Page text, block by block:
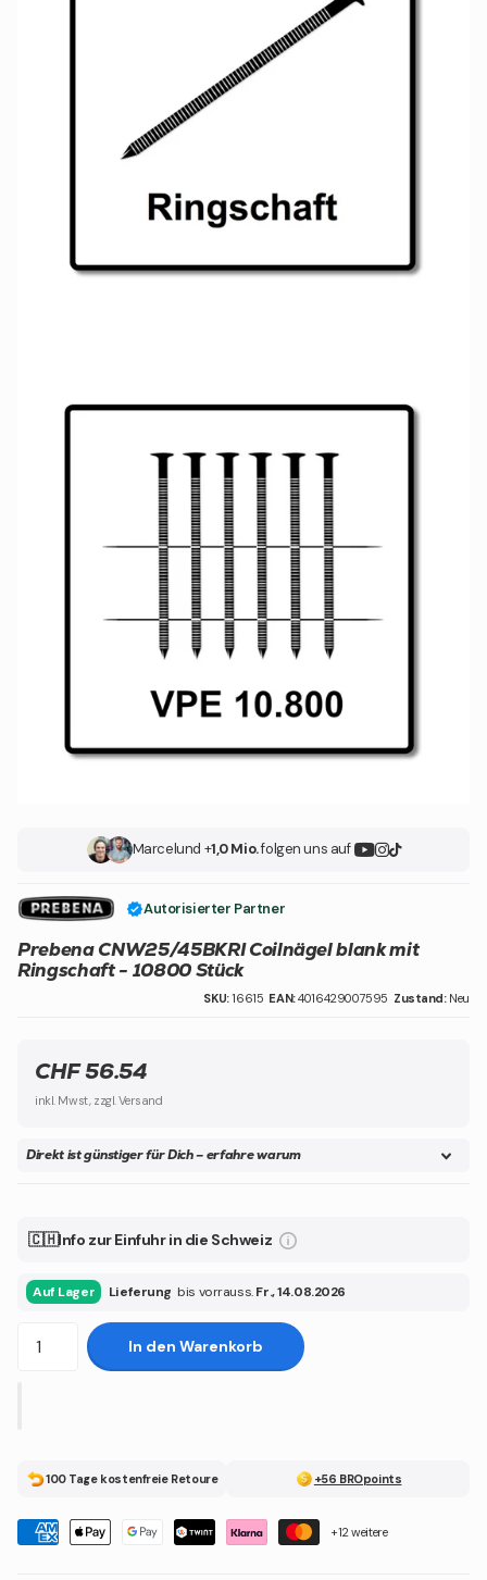
Marcelund +1,0 Mio.folgen uns auf
Autorisierter Partner
Prebena CNW25/45BKRI Coilnägel blank mit
Ringschaft - 10800 Stück
SKU:16615 EAN:4016429007595 Zustand: Neu
CHF 56.54
inkl. Mwst, zzgl. Versand
Direkt ist günstiger für Dich – erfahre warum
🇨🇭Info zur Einfuhr in die Schweiz
Auf Lager Lieferung bis vorrauss.Fr., 14.08.2026
In den Warenkorb
100 Tage kostenfreie Retoure +56 BROpoints
+12 weitere